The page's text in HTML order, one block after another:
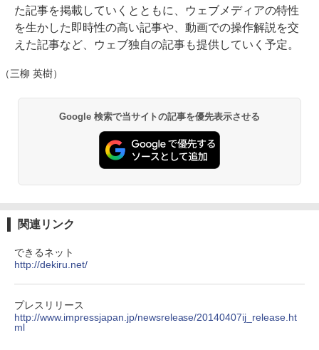
た記事を掲載していくとともに、ウェブメディアの特性
を生かした即時性の高い記事や、動画での操作解説を交
えた記事など、ウェブ独自の記事も提供していく予定。
（三柳 英樹）
Google 検索で当サイトの記事を優先表示させる
関連リンク
できるネット
http://dekiru.net/
プレスリリース
http://www.impressjapan.jp/newsrelease/20140407ij_release.ht
ml